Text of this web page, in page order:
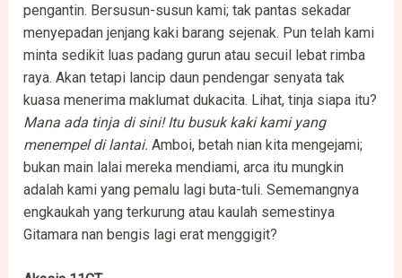
pengantin. Bersusun-susun kami; tak pantas sekadar
menyepadan jenjang kaki barang sejenak. Pun telah kami
minta sedikit luas padang gurun atau secuil lebat rimba
raya. Akan tetapi lancip daun pendengar senyata tak
kuasa menerima maklumat dukacita. Lihat, tinja siapa itu?
Mana ada tinja di sini! Itu busuk kaki kami yang
menempel di lantai. Amboi, betah nian kita mengejami;
bukan main lalai mereka mendiami, arca itu mungkin
adalah kami yang pemalu lagi buta-tuli. Sememangnya
engkaukah yang terkurung atau kaulah semestinya
Gitamara nan bengis lagi erat menggigit?